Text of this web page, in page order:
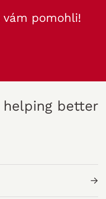
pomohli!
better